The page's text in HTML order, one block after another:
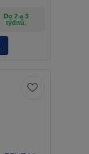
Do 2 a 3
týdnů.